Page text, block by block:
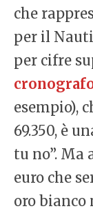
che
per il
per cifre
cronografo
esempio),
69.350, è
tu no”. Ma
euro che
oro